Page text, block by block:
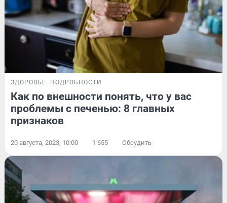
ЗДОРОВЬЕ ПОДРОБНОСТИ
Как по внешности понять, что у вас
проблемы с печенью: 8 главных
признаков
20 августа, 2023, 10:00 1 655 Обсудить